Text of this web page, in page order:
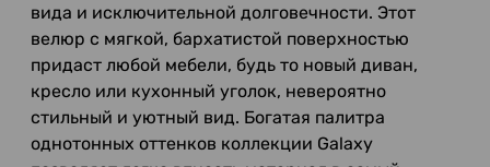
вида и исключительной долговечности. Этот
велюр с мягкой, бархатистой поверхностью
придаст любой мебели, будь то новый диван,
кресло или кухонный уголок, невероятно
стильный и уютный вид. Богатая палитра
однотонных оттенков коллекции Galaxy